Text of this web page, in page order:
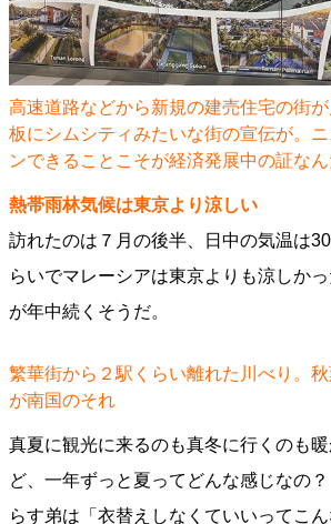
高速道路などから新規の建売住宅の街
板にシムシティみたいな街の宣伝が。
ンできることこそが経済発展中の証な
熱帯雨林気候は東京より涼しい
訪れたのは７月の後半、日中の気温は
らいでマレーシアは東京よりも涼しか
が年中続くそうだ。
繁華街から２駅くらい離れた川べり。
が南国のそれ
真夏に観光に来るのも真冬に行くのも
ど、一年ずっと夏ってどんな感じなの
らす弟は「衣替えしなくていいってこ